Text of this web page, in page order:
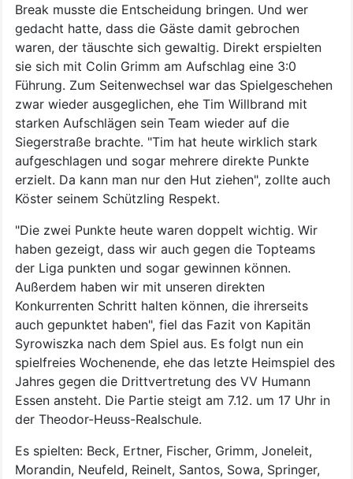
Break musste die Entscheidung bringen. Und wer
gedacht hatte, dass die Gäste damit gebrochen
waren, der täuschte sich gewaltig. Direkt erspielten
sie sich mit Colin Grimm am Aufschlag eine 3:0
Führung. Zum Seitenwechsel war das Spielgeschehen
zwar wieder ausgeglichen, ehe Tim Willbrand mit
starken Aufschlägen sein Team wieder auf die
Siegerstraße brachte. "Tim hat heute wirklich stark
aufgeschlagen und sogar mehrere direkte Punkte
erzielt. Da kann man nur den Hut ziehen", zollte auch
Köster seinem Schützling Respekt.
"Die zwei Punkte heute waren doppelt wichtig. Wir
haben gezeigt, dass wir auch gegen die Topteams
der Liga punkten und sogar gewinnen können.
Außerdem haben wir mit unseren direkten
Konkurrenten Schritt halten können, die ihrerseits
auch gepunktet haben", fiel das Fazit von Kapitän
Syrowiszka nach dem Spiel aus. Es folgt nun ein
spielfreies Wochenende, ehe das letzte Heimspiel des
Jahres gegen die Drittvertretung des VV Humann
Essen ansteht. Die Partie steigt am 7.12. um 17 Uhr in
der Theodor-Heuss-Realschule.
Es spielten: Beck, Ertner, Fischer, Grimm, Joneleit,
Morandin, Neufeld, Reinelt, Santos, Sowa, Springer,